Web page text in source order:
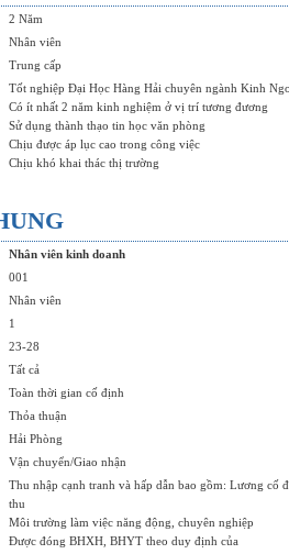
2 Năm
Nhân viên
Trung cấp
Tốt nghiệp Đại Học Hàng Hải chuyên ngành Kinh
Có ít nhất 2 năm kinh nghiệm ở vị trí tương đương
Sử dụng thành thạo tin học văn phòng
Chịu được áp lục cao trong công việc
Chịu khó khai thác thị trường
Nhân viên kinh doanh
001
Nhân viên
1
23-28
Tất cả
Toàn thời gian cố định
Thỏa thuận
Hải Phòng
Vận chuyển/Giao nhận
Thu nhập cạnh tranh và hấp dẫn bao gồm: Lương cố
thu
Môi trường làm việc năng động, chuyên nghiệp
Được đóng BHXH, BHYT theo duy định của